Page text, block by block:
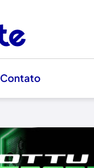
Contato